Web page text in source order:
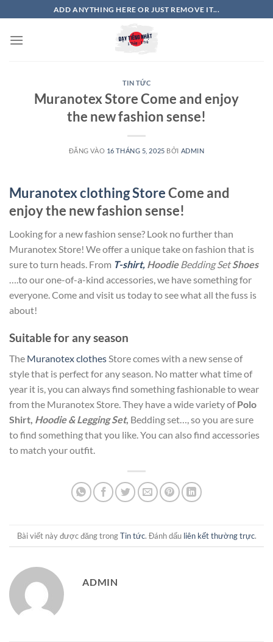
qua
nội
ADD ANYTHING HERE OR JUST REMOVE IT...
TIN TỨC
Muranotex Store Come and enjoy
the new fashion sense!
ĐĂNG VÀO 16 THÁNG 5, 2025 BỞI ADMIN
Muranotex clothing StoreCome and
enjoy the new fashion sense!
Looking for a new fashion sense? Look no further than
Muranotex Store! We offer a unique take on fashion that is
sure to turn heads. From T-shirt, Hoodie Bedding SetShoes
….to our one-of-a-kind accessories, we have something for
everyone. Come and visit us today to see what all the fuss is
about!
Suitable for any season
The Muranotex clothesStore comes with a new sense of
style that is perfect for any season. No matter what time of
year it is, you can always find something fashionable to wear
from the Muranotex Store. They have a wide variety ofPolo
Shirt, Hoodie & Legging Set, Bedding set…, so you are sure
to find something that you like. You can also find accessories
to match your outfit.
Bài viết này được đăng trongTin tức. Đánh dấu liên kết thường trực.
ADMIN